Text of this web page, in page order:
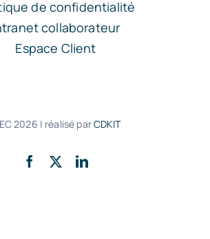
de confidentialité
collaborateur
Espace Client
2026 | réalisé parCDKIT